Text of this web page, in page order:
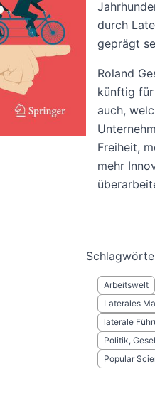
durch
geprägt
Roland
künftig für
auch,
Freiheit,
mehr
Arbeitswelt
Laterales
laterale
Politik,
Popular